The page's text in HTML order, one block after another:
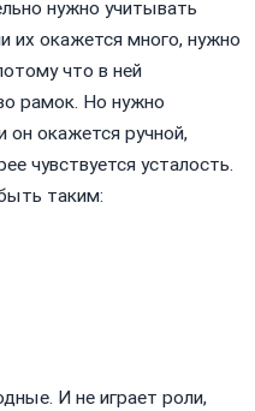
нужно учитывать
их окажется много, нужно
что в ней
рамок. Но нужно
он окажется ручной,
чувствуется усталость.
таким:
И не играет роли,